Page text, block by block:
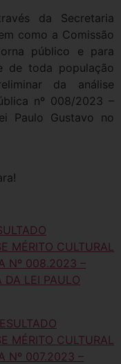
da Secretaria
como a Comissão
público e para
de toda população
da análise
nº 008/2023 –
Paulo Gustavo no
MÉRITO CULTURAL
Nº 008.2023 –
DA LEI PAULO
MÉRITO CULTURAL
Nº 007.2023 –